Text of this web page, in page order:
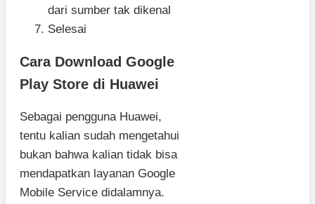
dari sumber tak dikenal
Selesai
Cara Download Google
Play Store di Huawei
Sebagai pengguna Huawei,
tentu kalian sudah mengetahui
bukan bahwa kalian tidak bisa
mendapatkan layanan Google
Mobile Service didalamnya.